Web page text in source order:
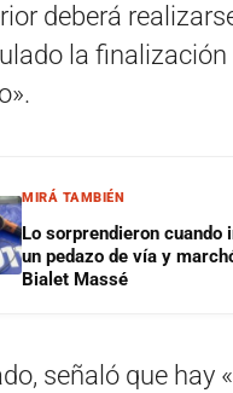
deberá
la finalización
MIRÁ TAMBIÉN
Lo sorprendieron cuando
un pedazo de vía y
Bialet Massé
señaló que hay